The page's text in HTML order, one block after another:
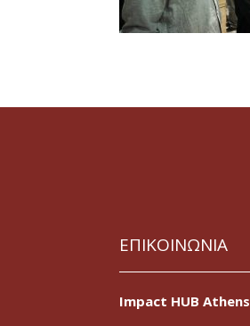
ΕΠΙΚΟΙΝΩΝΙΑ
Impact HUB Athens